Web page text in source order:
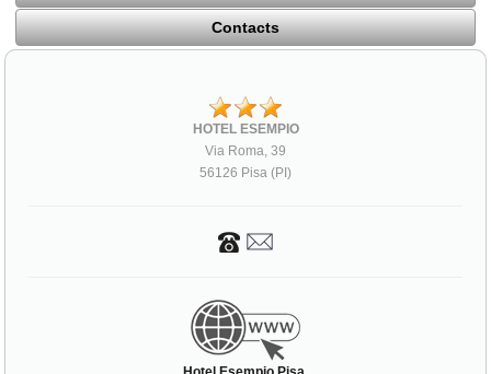
Contacts
HOTEL ESEMPIO
Via Roma, 39
56126 Pisa (PI)